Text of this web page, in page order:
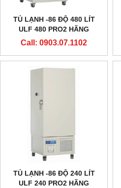
TỦ LẠNH -86 ĐỘ 480 LÍT
ULF 480 PRO2 HÃNG
EVERMED - Ý
Call: 0903.07.1102
TỦ LẠNH -86 ĐỘ 240 LÍT
ULF 240 PRO2 HÃNG